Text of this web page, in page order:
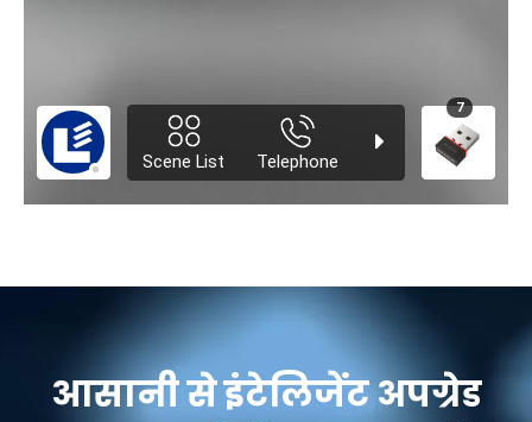
आसानी से इंटेलिजेंट अपग्रेड